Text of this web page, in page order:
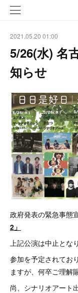
2021.05.20 01:00
5/26(水) 名
知らせ
政府発表の緊急事態
2」
上記公演は中止とな
参加を予定されてお
ますが、何卒ご理解
尚、シナリオアート